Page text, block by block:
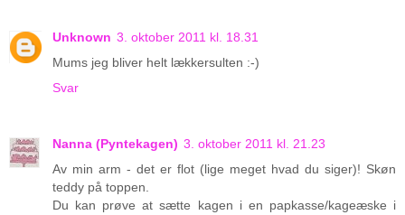
Unknown 3. oktober 2011 kl. 18.31
Mums jeg bliver helt lækkersulten :-)
Svar
Nanna (Pyntekagen) 3. oktober 2011 kl. 21.23
Av min arm - det er flot (lige meget hvad du siger)! Skøn
teddy på toppen.
Du kan prøve at sætte kagen i en papkasse/kageæske i